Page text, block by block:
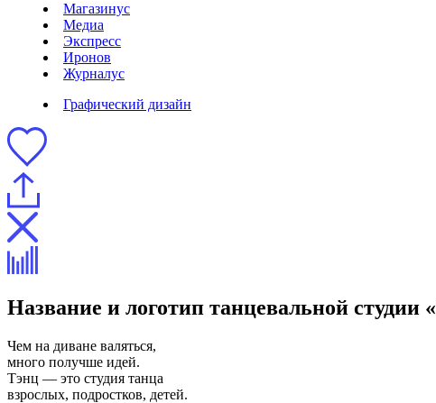
Магазинус
Медиа
Экспресс
Иронов
Журналус
Графический дизайн
Название и логотип танцевальной студии
Чем на диване валяться,
много получше идей.
Тэнц — это студия танца
взрослых, подростков, детей.